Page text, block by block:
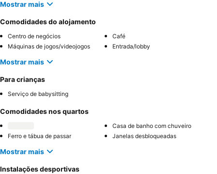
Mostrar mais
Comodidades do alojamento
Centro de negócios
Café
Máquinas de jogos/videojogos
Entrada/lobby
Mostrar mais
Para crianças
Serviço de babysitting
Comodidades nos quartos
Casa de banho com chuveiro
Ferro e tábua de passar
Janelas desbloqueadas
Mostrar mais
Instalações desportivas